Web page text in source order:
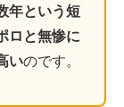
年という短
ロと無惨に
いのです。